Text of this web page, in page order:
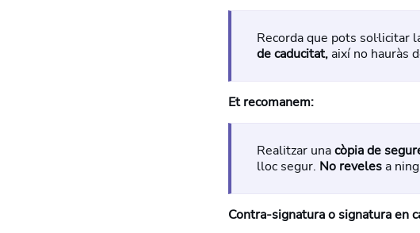
Recorda que pots
de caducitat,així no hauràs
Et recomanem:
Realitzar unacòpia de
lloc segur. No revelesa
Contra-signatura o signatura en